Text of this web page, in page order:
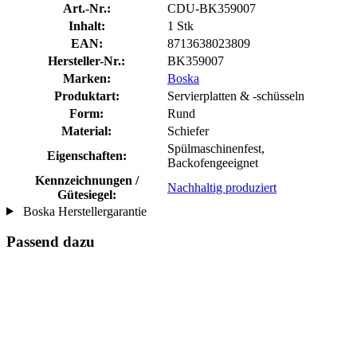
Art.-Nr.:
CDU-BK359007
Inhalt:
1 Stk
EAN:
8713638023809
Hersteller-Nr.:
BK359007
Marken:
Boska
Produktart:
Servierplatten & -schüsseln
Form:
Rund
Material:
Schiefer
Eigenschaften:
Spülmaschinenfest,
Backofengeeignet
Kennzeichnungen /
Gütesiegel:
Nachhaltig produziert
Boska Herstellergarantie
Passend dazu